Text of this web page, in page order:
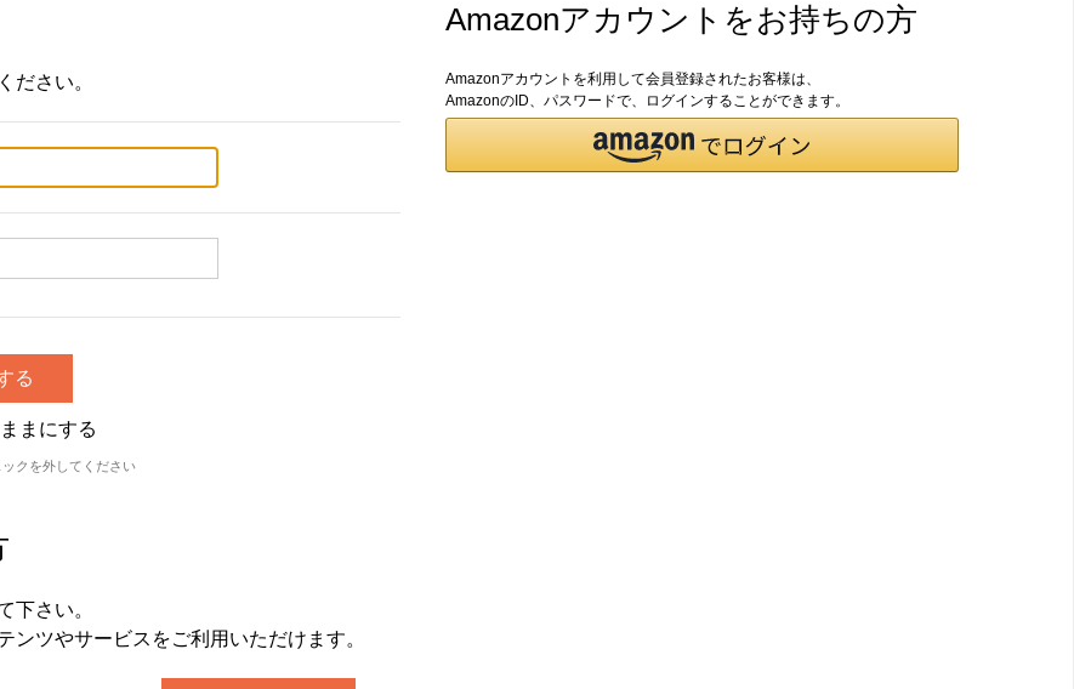
ださい。
まにする
クを外してください
Amazonアカウントをお持ちの方
Amazonアカウントを利用して会員登録されたお客様は、
AmazonのID、パスワードで、ログインすることができます。
下さい。
ンツやサービスをご利用いただけます。